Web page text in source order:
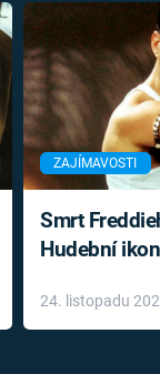
ZAJÍMAVOSTI
Smrt
Hudební
léky
24. listopadu